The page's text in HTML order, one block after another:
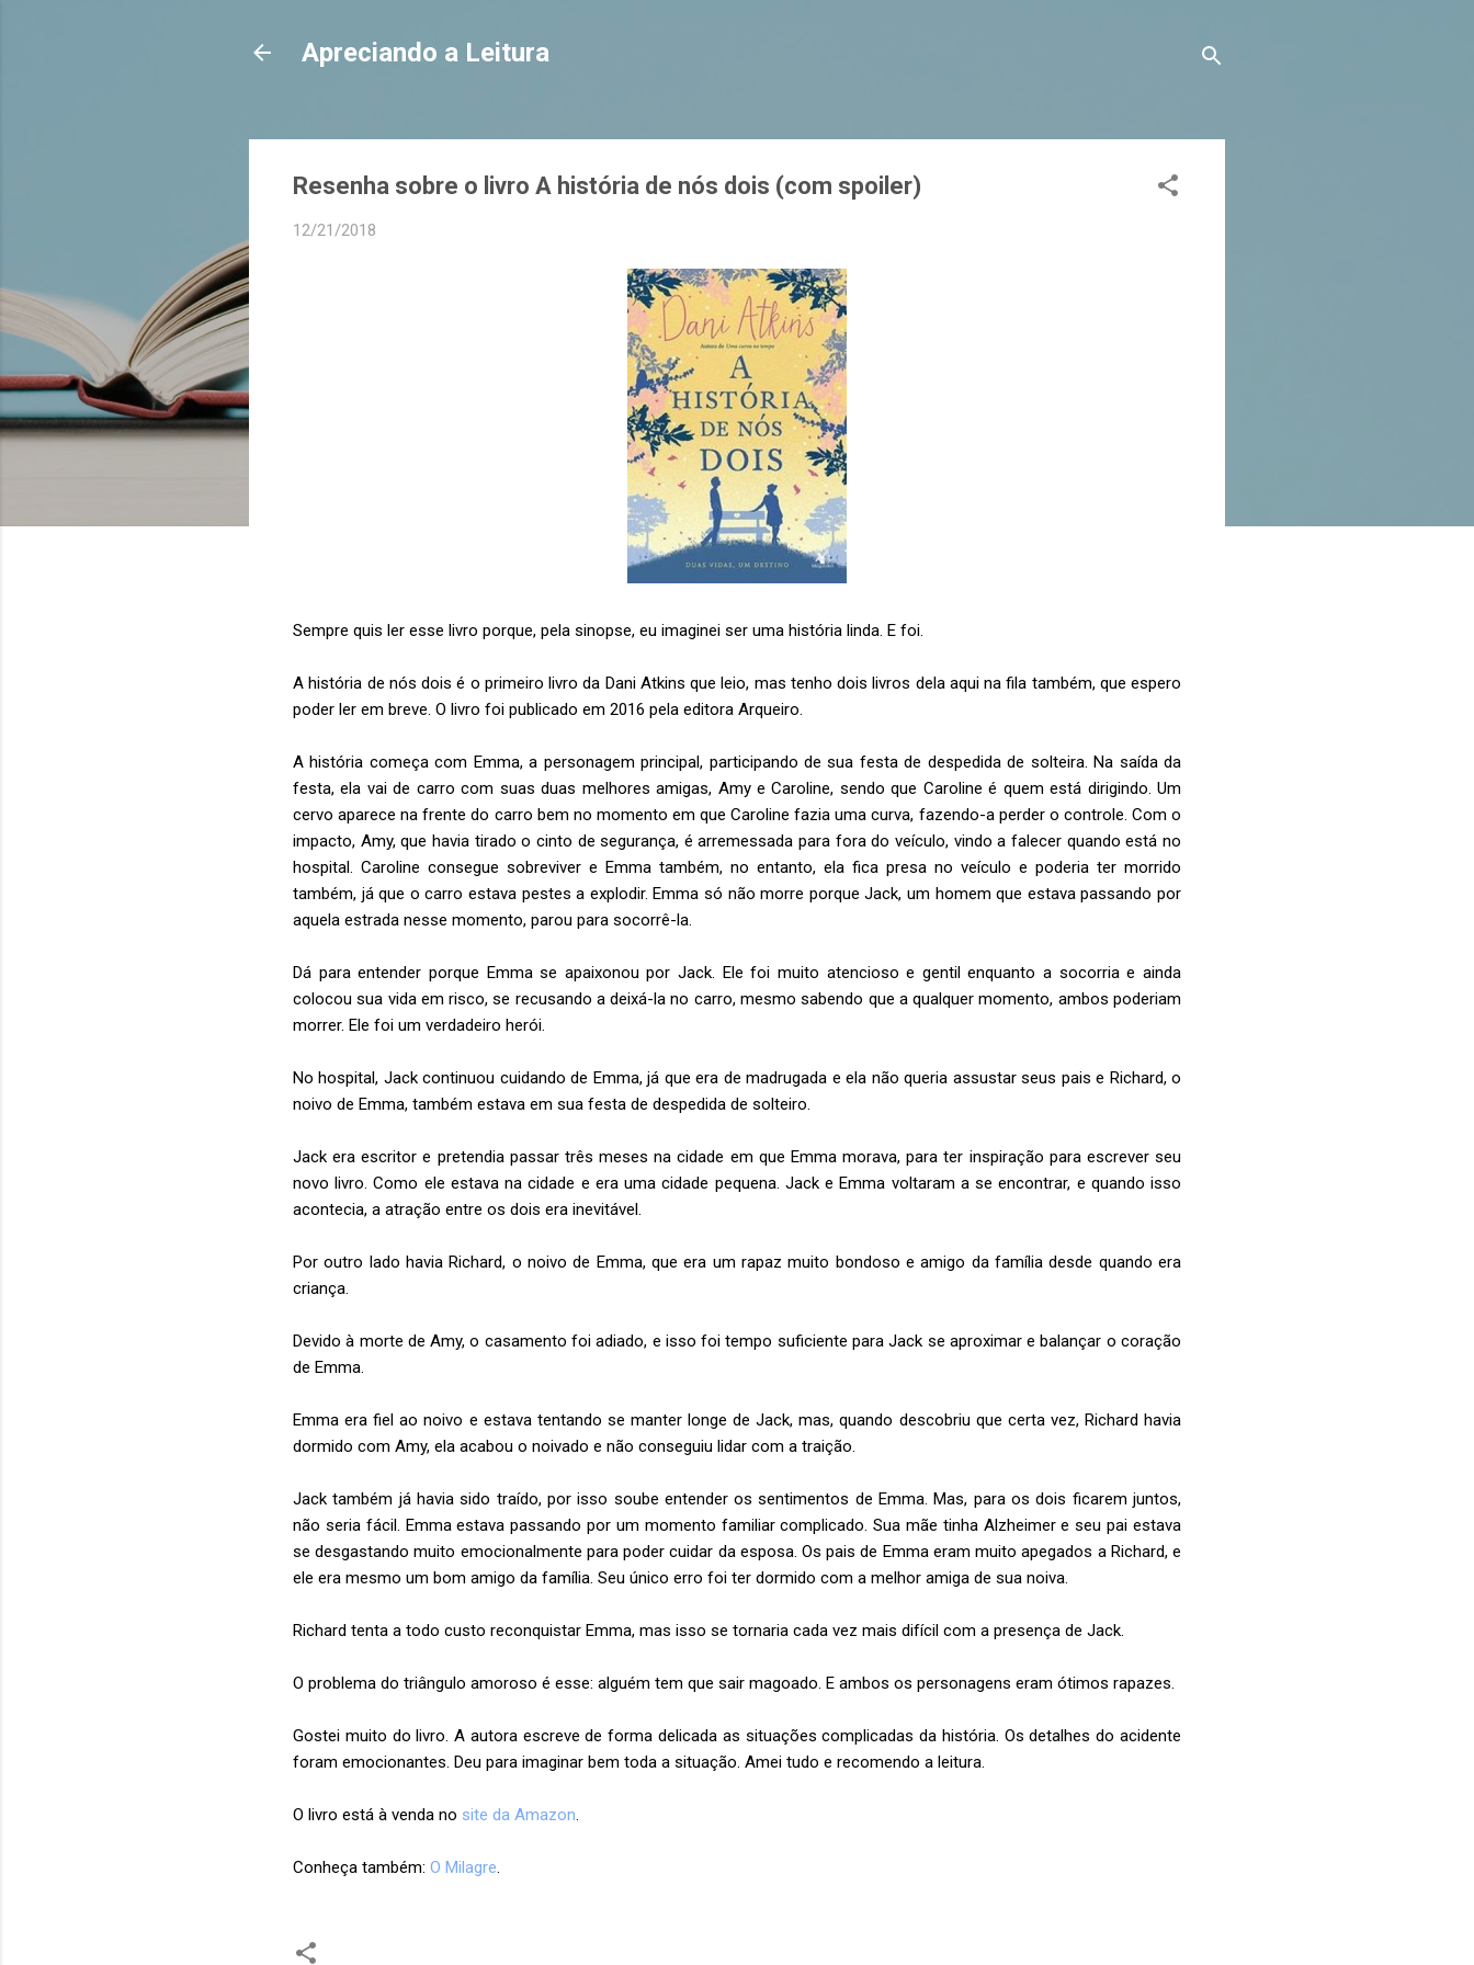
Apreciando a Leitura
Resenha sobre o livro A história de nós dois (com spoiler)
12/21/2018
Sempre quis ler esse livro porque, pela sinopse, eu imaginei ser uma história linda. E foi.
A história de nós dois é o primeiro livro da Dani Atkins que leio, mas tenho dois livros dela aqui na fila também, que espero
poder ler em breve. O livro foi publicado em 2016 pela editora Arqueiro.
A história começa com Emma, a personagem principal, participando de sua festa de despedida de solteira. Na saída da
festa, ela vai de carro com suas duas melhores amigas, Amy e Caroline, sendo que Caroline é quem está dirigindo. Um
cervo aparece na frente do carro bem no momento em que Caroline fazia uma curva, fazendo-a perder o controle. Com o
impacto, Amy, que havia tirado o cinto de segurança, é arremessada para fora do veículo, vindo a falecer quando está no
hospital. Caroline consegue sobreviver e Emma também, no entanto, ela fica presa no veículo e poderia ter morrido
também, já que o carro estava pestes a explodir. Emma só não morre porque Jack, um homem que estava passando por
aquela estrada nesse momento, parou para socorrê-la.
Dá para entender porque Emma se apaixonou por Jack. Ele foi muito atencioso e gentil enquanto a socorria e ainda
colocou sua vida em risco, se recusando a deixá-la no carro, mesmo sabendo que a qualquer momento, ambos poderiam
morrer. Ele foi um verdadeiro herói.
No hospital, Jack continuou cuidando de Emma, já que era de madrugada e ela não queria assustar seus pais e Richard, o
noivo de Emma, também estava em sua festa de despedida de solteiro.
Jack era escritor e pretendia passar três meses na cidade em que Emma morava, para ter inspiração para escrever seu
novo livro. Como ele estava na cidade e era uma cidade pequena. Jack e Emma voltaram a se encontrar, e quando isso
acontecia, a atração entre os dois era inevitável.
Por outro lado havia Richard, o noivo de Emma, que era um rapaz muito bondoso e amigo da família desde quando era
criança.
Devido à morte de Amy, o casamento foi adiado, e isso foi tempo suficiente para Jack se aproximar e balançar o coração
de Emma.
Emma era fiel ao noivo e estava tentando se manter longe de Jack, mas, quando descobriu que certa vez, Richard havia
dormido com Amy, ela acabou o noivado e não conseguiu lidar com a traição.
Jack também já havia sido traído, por isso soube entender os sentimentos de Emma. Mas, para os dois ficarem juntos,
não seria fácil. Emma estava passando por um momento familiar complicado. Sua mãe tinha Alzheimer e seu pai estava
se desgastando muito emocionalmente para poder cuidar da esposa. Os pais de Emma eram muito apegados a Richard, e
ele era mesmo um bom amigo da família. Seu único erro foi ter dormido com a melhor amiga de sua noiva.
Richard tenta a todo custo reconquistar Emma, mas isso se tornaria cada vez mais difícil com a presença de Jack.
O problema do triângulo amoroso é esse: alguém tem que sair magoado. E ambos os personagens eram ótimos rapazes.
Gostei muito do livro. A autora escreve de forma delicada as situações complicadas da história. Os detalhes do acidente
foram emocionantes. Deu para imaginar bem toda a situação. Amei tudo e recomendo a leitura.
O livro está à venda no site da Amazon
Conheça também: O Milagre